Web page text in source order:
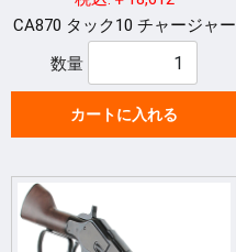
CA870 タック10 チャージャー
数量
カートに入れる